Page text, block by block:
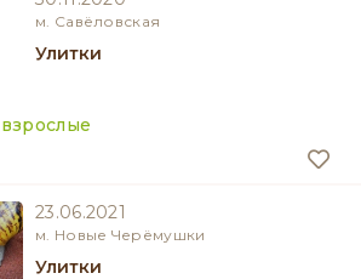
м. Савёловская
Улитки
23.06.2021
м. Новые Черёмушки
Улитки